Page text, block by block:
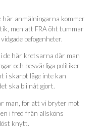
här anmälningarna kommer
men att FRA öht tummar
befogenheter.
de här kretsarna där man
och besvärliga politiker
i skarpt läge inte kan
ska bli nåt gjort.
man, för att vi bryter mot
i fred från allsköns
knytt.